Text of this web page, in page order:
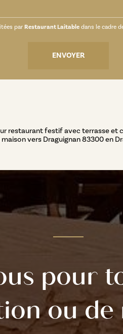
par Restaurant Laitable dans le cadre
restaurant festif avec terrasse et
vers Draguignan 83300 en
pour
ou de